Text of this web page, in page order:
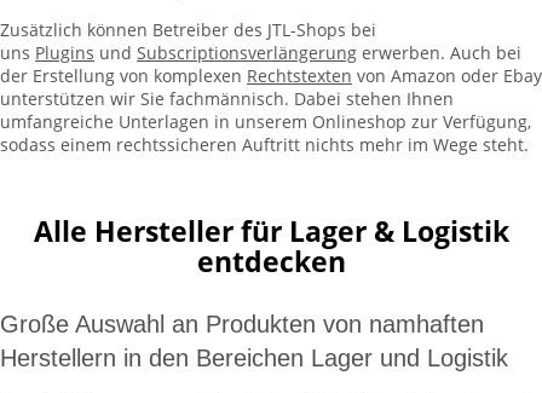
Zusätzlich können Betreiber des JTL-Shops bei
uns Plugins und Subscriptionsverlängerung erwerben. Auch bei
der Erstellung von komplexen Rechtstexten von Amazon oder Ebay
unterstützen wir Sie fachmännisch. Dabei stehen Ihnen
umfangreiche Unterlagen in unserem Onlineshop zur Verfügung,
sodass einem rechtssicheren Auftritt nichts mehr im Wege steht.
Alle Hersteller für Lager & Logistik
entdecken
Große Auswahl an Produkten von namhaften
Herstellern in den Bereichen Lager und Logistik